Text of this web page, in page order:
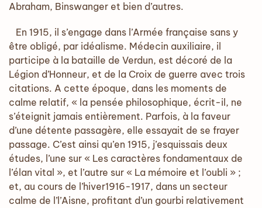
Abraham, Binswanger et bien d’autres.
En 1915, il s’engage dans l’Armée française sans y
être obligé, par idéalisme. Médecin auxiliaire, il
participe à la bataille de Verdun, est décoré de la
Légion d’Honneur, et de la Croix de guerre avec trois
citations. A cette époque, dans les moments de
calme relatif, « la pensée philosophique, écrit-il, ne
s’éteignit jamais entièrement. Parfois, à la faveur
d’une détente passagère, elle essayait de se frayer
passage. C’est ainsi qu’en 1915, j’esquissais deux
études, l’une sur « Les caractères fondamentaux de
l’élan vital », et l’autre sur « La mémoire et l’oubli » ;
et, au cours de l’hiver1916-1917, dans un secteur
calme de l’l’Aisne, profitant d’un gourbi relativement